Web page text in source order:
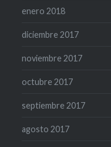
enero 2018
diciembre 2017
noviembre 2017
octubre 2017
septiembre 2017
agosto 2017